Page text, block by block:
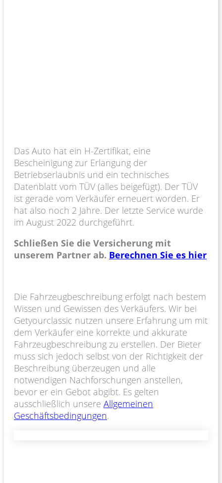
Das Auto hat ein H-Zertifikat, eine
Bescheinigung zur Erlangung der
Betriebserlaubnis und ein technisches
Datenblatt vom TÜV (alles beigefügt). Der TÜV
ist gerade vom Verkäufer erneuert worden. Er
hat also noch 2 Jahre. Der letzte Service wurde
im August 2022 durchgeführt.
Schließen Sie die Versicherung mit
unserem Partner ab. Berechnen Sie es hier
Die Fahrzeugbeschreibung erfolgt nach bestem
Wissen und Gewissen des Verkäufers. Wir bei
Getyourclassic nutzen unsere Erfahrung um mit
dem Verkäufer eine korrekte und akkurate
Fahrzeugbeschreibung zu erstellen. Der Bieter
muss sich jedoch selbst von der Richtigkeit der
Beschreibung überzeugen und alle
notwendigen Nachforschungen anstellen,
bevor er ein Gebot abgibt. Es gelten
ausschließlich unsere Allgemeinen
Geschäftsbedingungen.